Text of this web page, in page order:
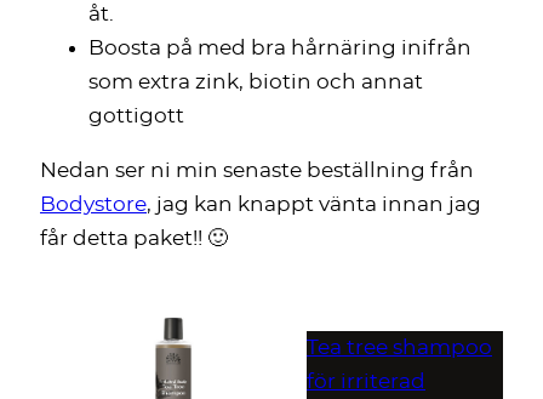
åt.
Boosta på med bra hårnäring inifrån
som extra zink, biotin och annat
gottigott
Nedan ser ni min senaste beställning från
Bodystore, jag kan knappt vänta innan jag
får detta paket!! 🙂
Tea tree shampoo
för irriterad